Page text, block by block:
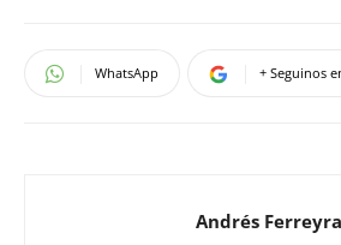
WhatsApp + Seguinos
Andrés Ferreyra